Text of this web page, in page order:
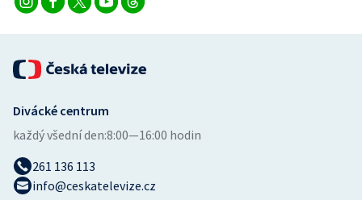
Vodní slalom
Volejbal
Divácké centrum
každý všední den:8:00—16:00 hodin
261 136 113
info@ceskatelevize.cz